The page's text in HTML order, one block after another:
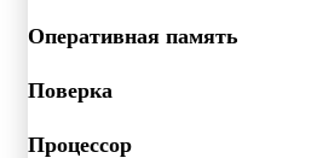
Оперативная память
Поверка
Процессор